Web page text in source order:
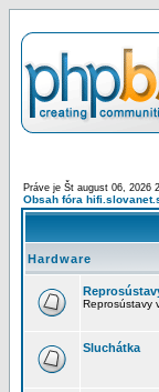
Práve je Št august 06, 2026
Obsah fóra
Hardware
Reprosústavy
Sluchátka